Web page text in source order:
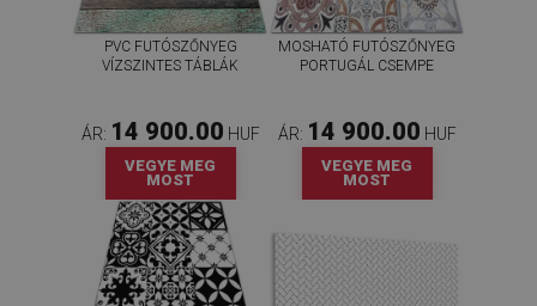
PVC FUTÓSZŐNYEG
VÍZSZINTES TÁBLÁK
ÁR: 14 900.00 HUF
VEGYE MEG
MOST
MOSHATÓ FUTÓSZŐNYEG
PORTUGÁL CSEMPE
ÁR: 14 900.00 HUF
VEGYE MEG
MOST